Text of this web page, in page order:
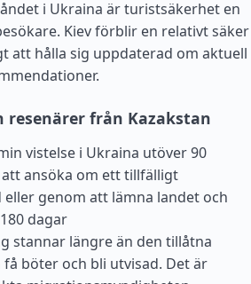
i Ukraina är turistsäkerhet en
Kiev förblir en relativt säker
att hålla sig uppdaterad om aktuell
resenärer från Kazakstan
vistelse i Ukraina utöver 90
att ansöka om ett tillfälligt
genom att lämna landet och
dagar
stannar längre än den tillåtna
få böter och bli utvisad. Det är